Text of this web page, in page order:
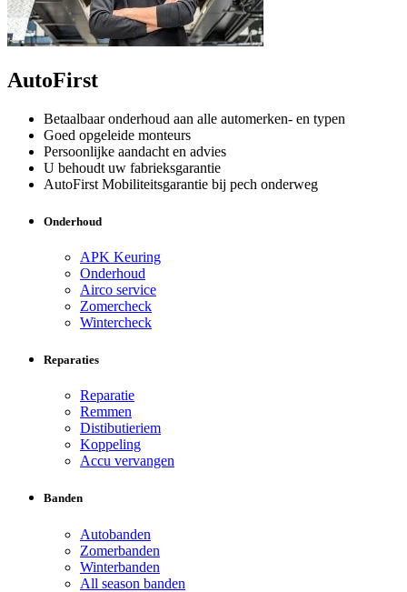
AutoFirst
Betaalbaar onderhoud aan alle automerken- en typen
Goed opgeleide monteurs
Persoonlijke aandacht en advies
U behoudt uw fabrieksgarantie
AutoFirst Mobiliteitsgarantie bij pech onderweg
Onderhoud
APK Keuring
Onderhoud
Airco service
Zomercheck
Wintercheck
Reparaties
Reparatie
Remmen
Distibutieriem
Koppeling
Accu vervangen
Banden
Autobanden
Zomerbanden
Winterbanden
All season banden